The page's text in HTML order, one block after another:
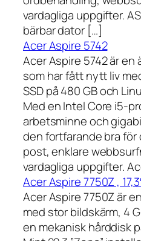
vardagliga uppgifter.
bärbar dator […]
Acer Aspire 5742
Acer Aspire 5742 är en
som har fått nytt liv
SSD på 480 GB och
Med en Intel Core i5-
arbetsminne och
den fortfarande bra
post, enklare
vardagliga uppgifter.
Acer Aspire 7750Z ,
Acer Aspire 7750Z är
med stor bildskärm, 4
en mekanisk hårddisk